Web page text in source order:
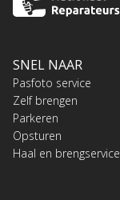
SNEL NAAR
Pasfoto service
Zelf brengen
Parkeren
Opsturen
Haal en brengservice